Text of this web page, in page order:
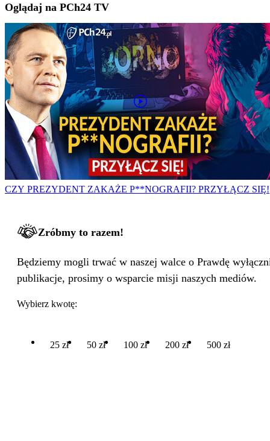
Oglądaj na PCh24 TV
CZY PREZYDENT ZAKAŻE P**NOGRAFII? PRZYŁĄCZ SIĘ!
Zróbmy to razem!
Będziemy mogli trwać w naszej walce o Prawdę
publikacje, prosimy o wsparcie misji naszych mediów.
Wybierz kwotę:
25 zł 50 zł 100 zł 200 zł 500 zł